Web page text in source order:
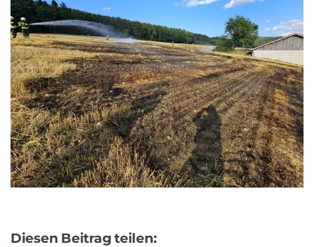
Diesen Beitrag teilen: